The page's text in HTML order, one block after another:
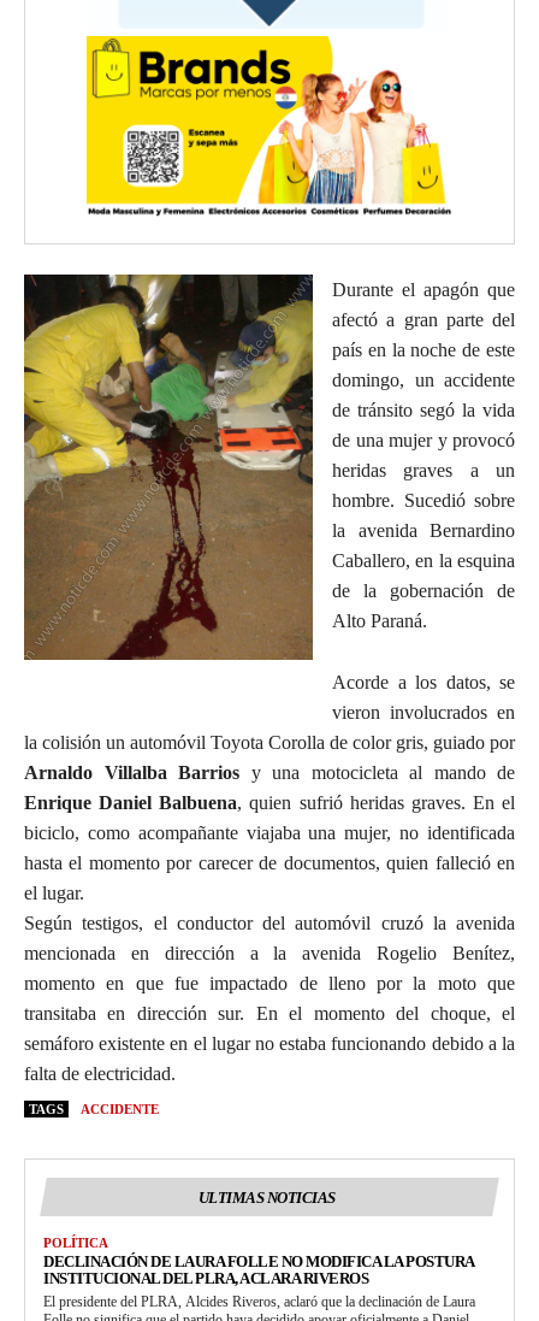
Durante el apagón que
afectó a gran parte del
país en la noche de este
domingo, un accidente
de tránsito segó la vida
de una mujer y provocó
heridas graves a un
hombre. Sucedió sobre
la avenida Bernardino
Caballero, en la esquina
de la gobernación de
Alto Paraná.
Acorde a los datos, se
vieron involucrados en
la colisión un automóvil Toyota Corolla de color gris, guiado por
Arnaldo Villalba Barrios y una motocicleta al mando de
Enrique Daniel Balbuena, quien sufrió heridas graves. En el
biciclo, como acompañante viajaba una mujer, no identificada
hasta el momento por carecer de documentos, quien falleció en
el lugar.
Según testigos, el conductor del automóvil cruzó la avenida
mencionada en dirección a la avenida Rogelio Benítez,
momento en que fue impactado de lleno por la moto que
transitaba en dirección sur. En el momento del choque, el
semáforo existente en el lugar no estaba funcionando debido a la
falta de electricidad.
TAGS ACCIDENTE
ULTIMAS NOTICIAS
POLÍTICA
DECLINACIÓN DE LAURA FOLLE NO MODIFICA LA POSTURA
INSTITUCIONAL DEL PLRA, ACLARA RIVEROS
El presidente del PLRA, Alcides Riveros, aclaró que la declinación de Laura